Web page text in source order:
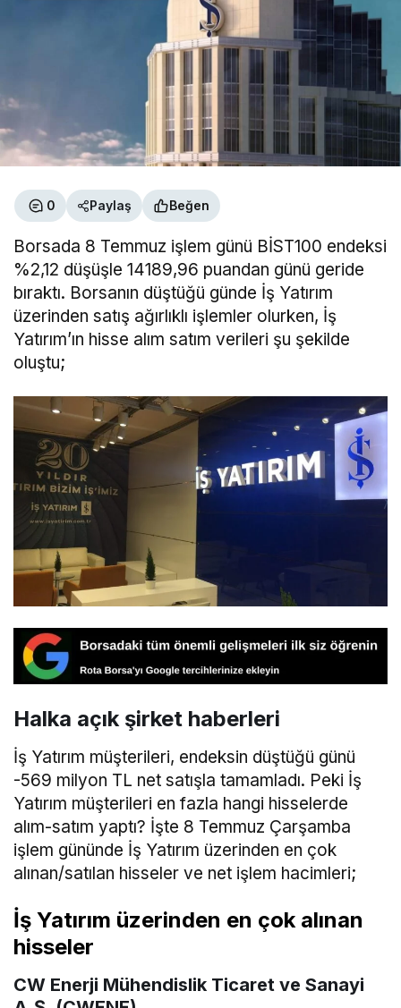
0 Paylaş Beğen
Borsada 8 Temmuz işlem günü BİST100 endeksi
%2,12 düşüşle 14189,96 puandan günü geride
bıraktı. Borsanın düştüğü günde İş Yatırım
üzerinden satış ağırlıklı işlemler olurken, İş
Yatırım’ın hisse alım satım verileri şu şekilde
oluştu;
Halka açık şirket haberleri
İş Yatırım müşterileri, endeksin düştüğü günü
-569 milyon TL net satışla tamamladı. Peki İş
Yatırım müşterileri en fazla hangi hisselerde
alım-satım yaptı? İşte 8 Temmuz Çarşamba
işlem gününde İş Yatırım üzerinden en çok
alınan/satılan hisseler ve net işlem hacimleri;
İş Yatırım üzerinden en çok alınan
hisseler
CW Enerji Mühendislik Ticaret ve Sanayi